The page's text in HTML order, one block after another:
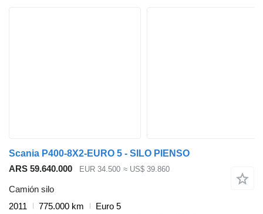
Scania P400-8X2-EURO 5 - SILO PIENSO
ARS 59.640.000
EUR 34.500 ≈ US$ 39.860
Camión silo
2011
775.000 km
Euro 5